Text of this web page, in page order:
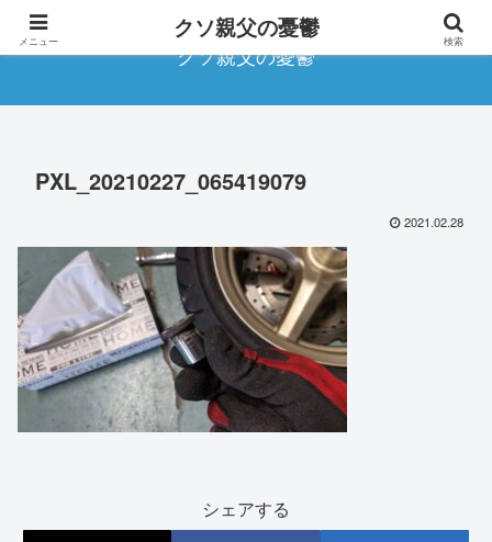
クソ親父の憂鬱
PXL_20210227_065419079
2021.02.28
シェアする
メニュー クソ親父の憂鬱 検索